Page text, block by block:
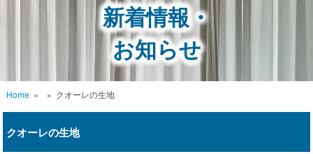
新着情報・
お知らせ
Home» » クオーレの生地
クオーレの生地